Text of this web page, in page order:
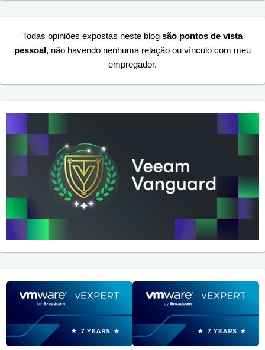
Todas opiniões expostas neste blog são pontos de vista
pessoal, não havendo nenhuma relação ou vínculo com meu
empregador.